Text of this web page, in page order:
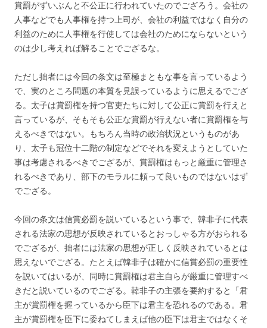
賞罰がずいぶんと不公正に行われていたのでござろう。会社の
人事などでも人事権を持つ上司が、会社の利益ではなく自分の
利益のために人事権を行使しては会社のためにならないという
のは少し考えれば解ることでござるな。
ただし拙者には今回の条文は至極まともな事を言っているよう
で、実のところ問題の本質を見誤っているように思えるでござ
る。太子は賞罰権を持つ官吏たちに対して公正に賞罰を行えと
言っているが、そもそも公正な賞罰が行えない者に賞罰権を与
えるべきではない。もちろん当時の政治状況というものがあ
り、太子も冠位十二階の制定などでそれを変えようとしていた
事は考慮されるべきでござるが、賞罰権はもっと厳重に管理さ
れるべきであり、部下のモラルに頼って良いものではないはず
でござる。
今回の条文は信賞必罰を説いているという事で、韓非子に代表
される法家の思想が反映されているとおっしゃる方がおられる
でござるが、拙者には法家の思想が正しく反映されているとは
思えないでござる。たとえば韓非子は確かに信賞必罰の重要性
を説いてはいるが、同時に賞罰権は君主自らが厳重に管理すべ
きだと説いているのでござる。韓非子の主張を要約すると「君
主が賞罰権を握っているから臣下は君主を恐れるのである。君
主が賞罰権を臣下に委ねてしまえば他の臣下は君主ではなくそ